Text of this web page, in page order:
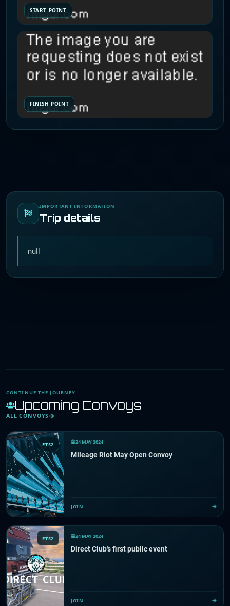
START POINT
FINISH POINT
IMPORTANT INFORMATION
Trip details
null
CONTINUE THE JOURNEY
Upcoming Convoys
ALL CONVOYS
ETS2 24 MAY 2024
Mileage Riot May Open Convoy
JOIN
ETS2 24 MAY 2024
Direct Club's first public event
JOIN